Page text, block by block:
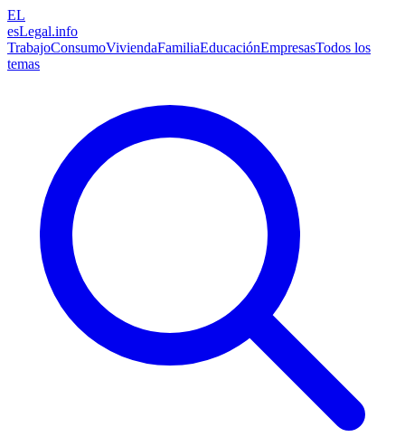
EL
esLegal.info
TrabajoConsumoViviendaFamiliaEducaciónEmpresasTodos los
temas